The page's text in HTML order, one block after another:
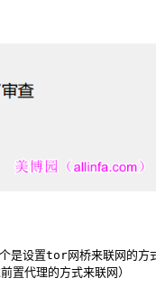
是设置tor网桥来联网的方